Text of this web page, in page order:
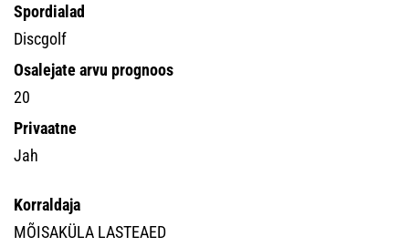
Spordialad
Discgolf
Osalejate arvu prognoos
20
Privaatne
Jah
Korraldaja
MÕISAKÜLA LASTEAED